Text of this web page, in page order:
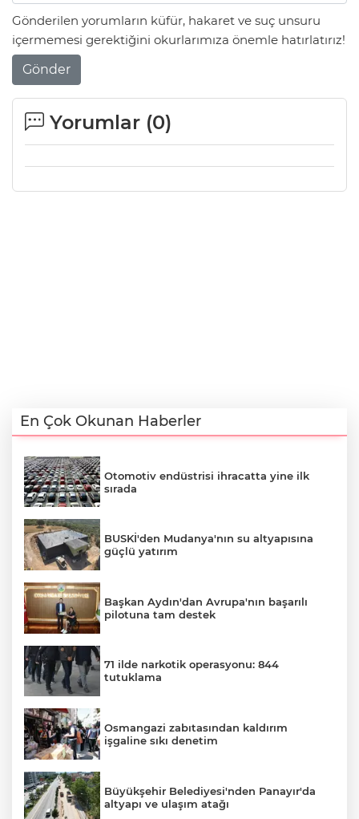
Gönderilen yorumların küfür, hakaret ve suç unsuru
içermemesi gerektiğini okurlarımıza önemle hatırlatırız!
Gönder
Yorumlar (0)
En Çok Okunan Haberler
Otomotiv endüstrisi ihracatta yine ilk
sırada
BUSKİ'den Mudanya'nın su altyapısına
güçlü yatırım
Başkan Aydın'dan Avrupa'nın başarılı
pilotuna tam destek
71 ilde narkotik operasyonu: 844
tutuklama
Osmangazi zabıtasından kaldırım
işgaline sıkı denetim
Büyükşehir Belediyesi'nden Panayır'da
altyapı ve ulaşım atağı